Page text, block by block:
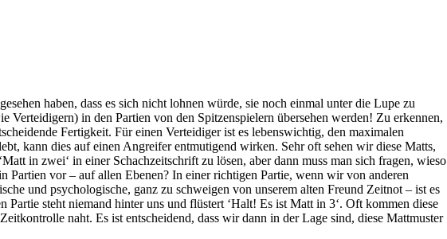
haben, dass es sich nicht lohnen würde, sie noch einmal unter die Lupe zu
in den Partien von den Spitzenspielern übersehen werden! Zu erkennen,
Fertigkeit. Für einen Verteidiger ist es lebenswichtig, den maximalen
kann dies auf einen Angreifer entmutigend wirken. Sehr oft sehen wir diese Matts,
in zwei‘ in einer Schachzeitschrift zu lösen, aber dann muss man sich fragen, wieso
vor – auf allen Ebenen? In einer richtigen Partie, wenn wir von anderen
und psychologische, ganz zu schweigen von unserem alten Freund Zeitnot – ist es
steht niemand hinter uns und flüstert ‘Halt! Es ist Matt in 3‘. Oft kommen diese
naht. Es ist entscheidend, dass wir dann in der Lage sind, diese Mattmuster